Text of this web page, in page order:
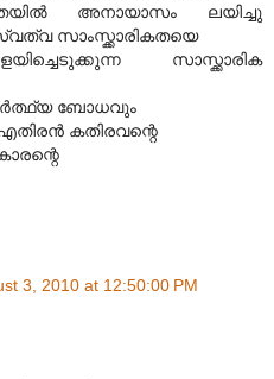
അനായാസം ലയിച്ചു
സാംസ്ക്കാരികതയെ
സാസ്ക്കാരിക
ബോധവും
കതിരവന്റെ
3, 2010 at 12:50:00 PM